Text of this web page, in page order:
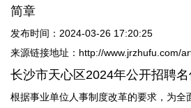
简章
发布时间：2024-03-26 17:20:25
来源链接地址：http://www.jrzhufu.com/
长沙市天心区2024年公开招聘
根据事业单位人事制度改革的要求，为全